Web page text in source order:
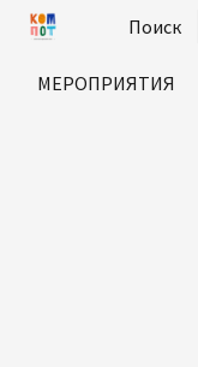
МЕРОПРИЯТИЯ